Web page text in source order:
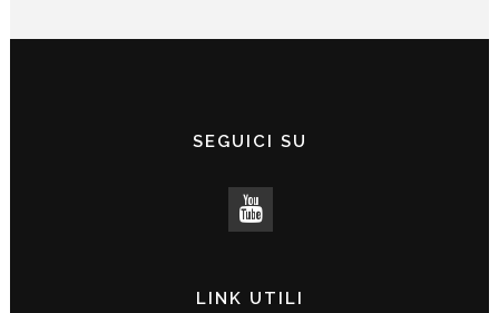
SEGUICI SU
LINK UTILI